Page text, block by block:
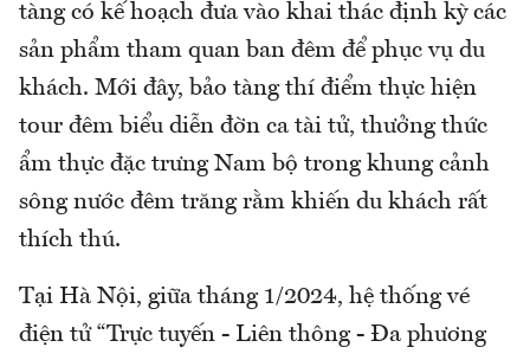
tàng có kế hoạch đưa vào khai thác định kỳ các
sản phẩm tham quan ban đêm để phục vụ du
khách. Mới đây, bảo tàng thí điểm thực hiện
tour đêm biểu diễn đờn ca tài tử, thưởng thức
ẩm thực đặc trưng Nam bộ trong khung cảnh
sông nước đêm trăng rằm khiến du khách rất
thích thú.
Tại Hà Nội, giữa tháng 1/2024, hệ thống vé
điện tử “Trực tuyến - Liên thông - Đa phương